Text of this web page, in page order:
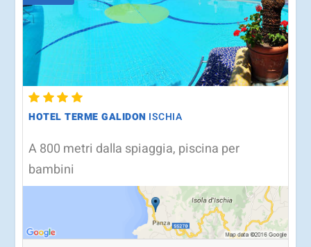
HOTEL TERME GALIDON ISCHIA
A 800 metri dalla spiaggia, piscina per
bambini